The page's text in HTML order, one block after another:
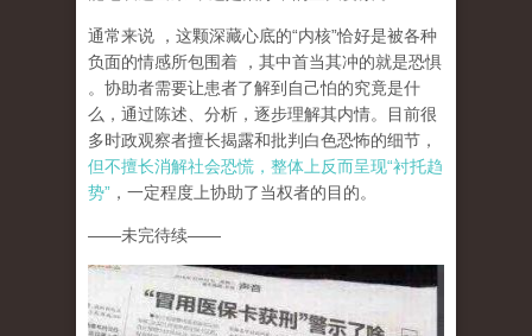
通常来说 ，这颗深藏心底的“内核”恰好是被各种
负面的情感所包围着
，其中首当其冲的就是恐惧
。协助者需要让患者了解到自己怕的究竟是什
么，通过陈述、分析，逐步理解其内情。目前很
多时政观察者擅长揭露和批判白色恐怖的细节，
但不擅长消解社会恐慌，整体上反而呈现“衬托趋
势” ，一定程度上协助了当权者的目的。
——未完待续——